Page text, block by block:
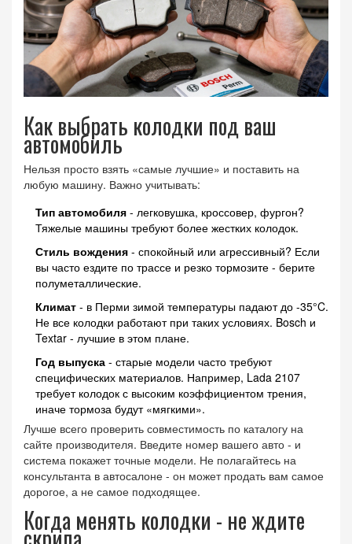
Как выбрать колодки под ваш
автомобиль
Нельзя просто взять «самые лучшие» и поставить на
любую машину. Важно учитывать:
Тип автомобиля - легковушка, кроссовер, фургон?
Тяжелые машины требуют более жестких колодок.
Стиль вождения - спокойный или агрессивный? Если
вы часто ездите по трассе и резко тормозите - берите
полуметаллические.
Климат - в Перми зимой температуры падают до -35°C.
Не все колодки работают при таких условиях. Bosch и
Textar - лучшие в этом плане.
Год выпуска - старые модели часто требуют
специфических материалов. Например, Lada 2107
требует колодок с высоким коэффициентом трения,
иначе тормоза будут «мягкими».
Лучше всего проверить совместимость по каталогу на
сайте производителя. Введите номер вашего авто - и
система покажет точные модели. Не полагайтесь на
консультанта в автосалоне - он может продать вам самое
дорогое, а не самое подходящее.
Когда менять колодки - не ждите